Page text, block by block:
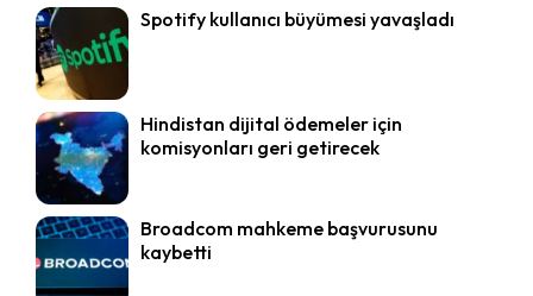
Spotify kullanıcı büyümesi yavaşladı
Hindistan dijital ödemeler için
komisyonları geri getirecek
Broadcom mahkeme başvurusunu
kaybetti